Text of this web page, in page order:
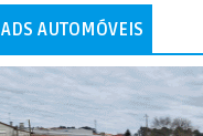
ADS AUTOMÓVEIS